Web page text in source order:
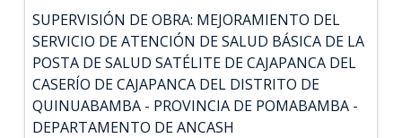
SUPERVISIÓN DE OBRA: MEJORAMIENTO DEL
SERVICIO DE ATENCIÓN DE SALUD BÁSICA DE LA
POSTA DE SALUD SATÉLITE DE CAJAPANCA DEL
CASERÍO DE CAJAPANCA DEL DISTRITO DE
QUINUABAMBA - PROVINCIA DE POMABAMBA -
DEPARTAMENTO DE ANCASH